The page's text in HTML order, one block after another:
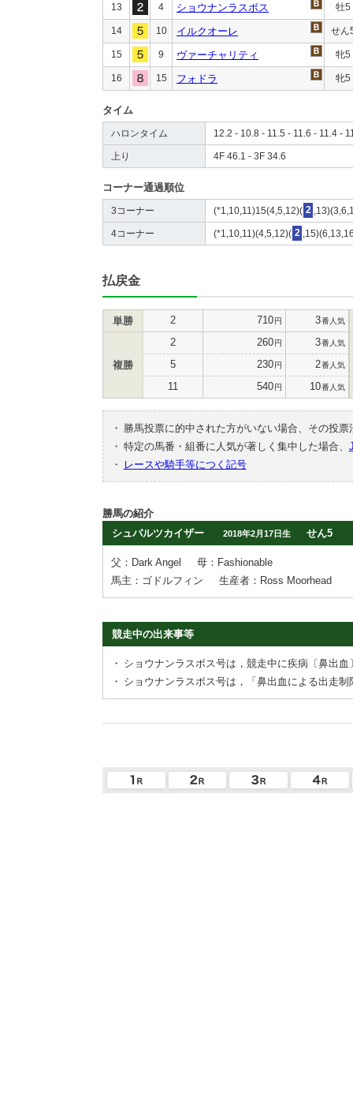
13 4 ショウナンラスボス 牡5
14 10 イルクオーレ せん
15 9 ヴァーチャリティ 牝5
16 15 フォドラ 牝5
タイム
ハロンタイム 12.2 - 10.8 - 11.5 - 11.6 - 11.4 -
上り 4F 46.1 - 3F 34.6
コーナー通過順位
3コーナー (*1,10,11)15(4,5,12)( 2
4コーナー (*1,10,11)(4,5,12)( 2
払戻金
単勝 2 710円 3番人気
複勝
2 260円 3番人気
5 230円 2番人気
11 540円 10番人気
・
勝馬投票に的中された方がいない場合、その投
・ 特定の馬番・組番に人気が著しく集中した場合、
・
レースや騎手等につく記号
勝馬の紹介
シュバルツカイザー
2018年2月17日生 せん5
父：Dark Angel
母：Fashionable
馬主：ゴドルフィン
生産者：Ross Moorhead
競走中の出来事等
・ ショウナンラスボス号は，競走中に疾病〔鼻出血
・ ショウナンラスボス号は，「鼻出血による出走